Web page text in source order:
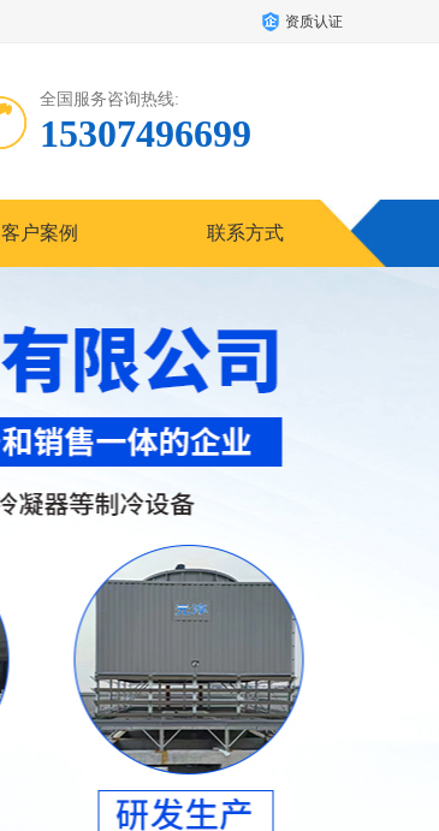
资质认证
全国服务咨询热线:
15307496699
客户案例 联系方式